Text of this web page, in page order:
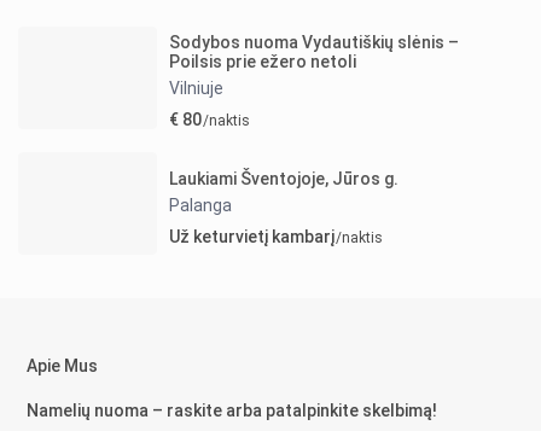
Sodybos nuoma Vydautiškių slėnis –
Poilsis prie ežero netoli
Vilniuje
€ 80/naktis
Laukiami Šventojoje, Jūros g.
Palanga
Už keturvietį kambarį/naktis
Apie Mus
Namelių nuoma – raskite arba patalpinkite skelbimą!